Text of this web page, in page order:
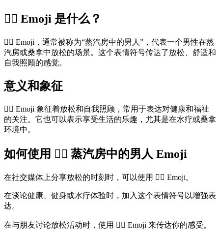
🧖‍♂️ Emoji 是什么？
🧖‍♂️ Emoji，通常被称为“蒸汽房中的男人”，代表一个男性在蒸
汽房或桑拿中放松的场景。这个表情符号传达了放松、舒适和
自我照顾的感觉。
意义和象征
🧖‍♂️ Emoji 象征着放松和自我照顾，常用于表达对健康和福祉
的关注。它也可以表示享受生活的乐趣，尤其是在水疗或桑拿
环境中。
如何使用 🧖‍♂️ 蒸汽房中的男人 Emoji
在社交媒体上分享放松的时刻时，可以使用 🧖‍♂️ Emoji。
在谈论健康、健身或水疗体验时，加入这个表情符号以增强表
达。
在与朋友讨论放松活动时，使用 🧖‍♂️ Emoji 来传达你的感受。